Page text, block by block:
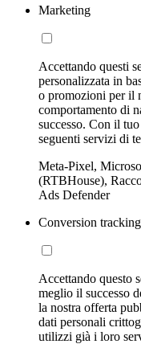
Marketing
Accettando questi
personalizzata in
o promozioni per il
comportamento di
successo. Con il
seguenti servizi di
Meta-Pixel,
(RTBHouse),
Ads Defender
Conversion
Accettando questo
meglio il successo
la nostra offerta
dati personali
utilizzi già i loro